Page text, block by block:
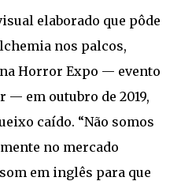
elaborado que pôde
nos palcos,
Horror Expo — evento
— em outubro de 2019,
caído. “Não somos
no mercado
em inglês para que